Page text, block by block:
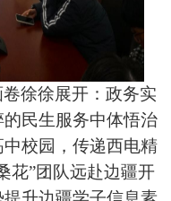
徐徐展开：政务实
民生服务中体悟治
校园，传递西电精
花”团队远赴边疆开